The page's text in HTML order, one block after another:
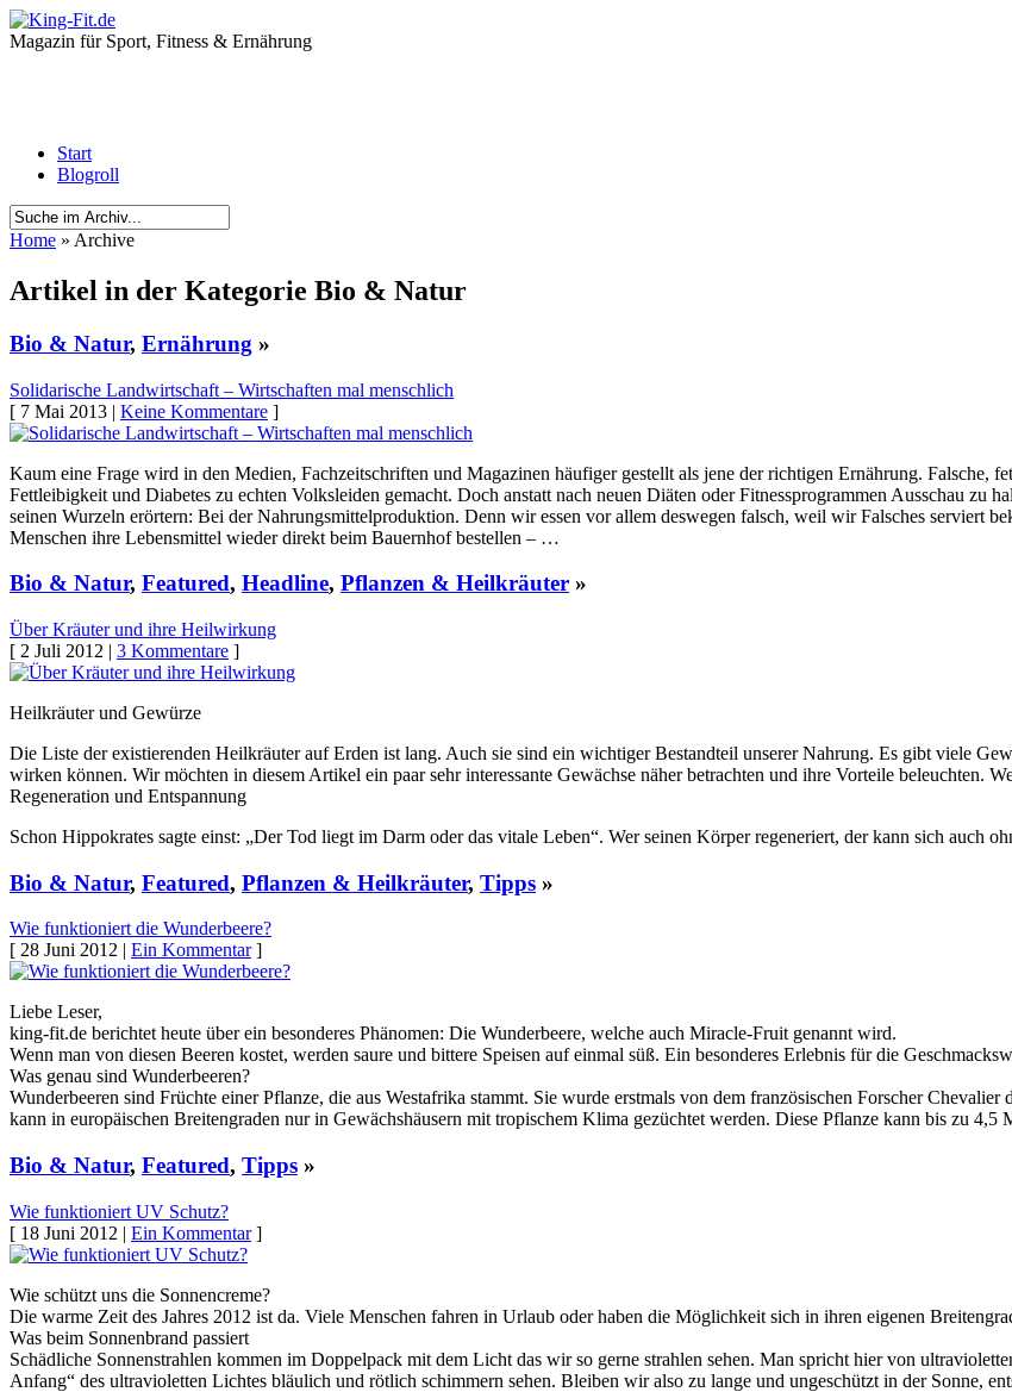
Magazin für Sport, Fitness & Ernährung
Start
Blogroll
Home » Archive
Artikel in der Kategorie Bio & Natur
Bio & Natur, Ernährung »
Solidarische Landwirtschaft – Wirtschaften mal menschlich
[ 7 Mai 2013 | Keine Kommentare ]
Kaum eine Frage wird in den Medien, Fachzeitschriften und Magazinen häufiger gestellt als jene der richtigen Ernährung. Falsche,
Fettleibigkeit und Diabetes zu echten Volksleiden gemacht. Doch anstatt nach neuen Diäten oder Fitnessprogrammen Ausschau zu
seinen Wurzeln erörtern: Bei der Nahrungsmittelproduktion. Denn wir essen vor allem deswegen falsch, weil wir Falsches serviert
Menschen ihre Lebensmittel wieder direkt beim Bauernhof bestellen – …
Bio & Natur, Featured, Headline, Pflanzen & Heilkräuter »
Über Kräuter und ihre Heilwirkung
[ 2 Juli 2012 | 3 Kommentare ]
Heilkräuter und Gewürze
Die Liste der existierenden Heilkräuter auf Erden ist lang. Auch sie sind ein wichtiger Bestandteil unserer Nahrung. Es gibt viele
wirken können. Wir möchten in diesem Artikel ein paar sehr interessante Gewächse näher betrachten und ihre Vorteile beleuchten.
Regeneration und Entspannung
Schon Hippokrates sagte einst: „Der Tod liegt im Darm oder das vitale Leben“. Wer seinen Körper regeneriert, der kann sich auch
Bio & Natur, Featured, Pflanzen & Heilkräuter, Tipps »
Wie funktioniert die Wunderbeere?
[ 28 Juni 2012 | Ein Kommentar]
Liebe Leser,
king-fit.de berichtet heute über ein besonderes Phänomen: Die Wunderbeere, welche auch Miracle-Fruit genannt wird.
Wenn man von diesen Beeren kostet, werden saure und bittere Speisen auf einmal süß. Ein besonderes Erlebnis für die
Was genau sind Wunderbeeren?
Wunderbeeren sind Früchte einer Pflanze, die aus Westafrika stammt. Sie wurde erstmals von dem französischen Forscher
kann in europäischen Breitengraden nur in Gewächshäusern mit tropischem Klima gezüchtet werden. Diese Pflanze kann bis zu
Bio & Natur, Featured, Tipps »
Wie funktioniert UV Schutz?
[ 18 Juni 2012 | Ein Kommentar]
Wie schützt uns die Sonnencreme?
Die warme Zeit des Jahres 2012 ist da. Viele Menschen fahren in Urlaub oder haben die Möglichkeit sich in ihren eigenen
Was beim Sonnenbrand passiert
Schädliche Sonnenstrahlen kommen im Doppelpack mit dem Licht das wir so gerne strahlen sehen. Man spricht hier von
Anfang“ des ultravioletten Lichtes bläulich und rötlich schimmern sehen. Bleiben wir also zu lange und ungeschützt in der Sonne,